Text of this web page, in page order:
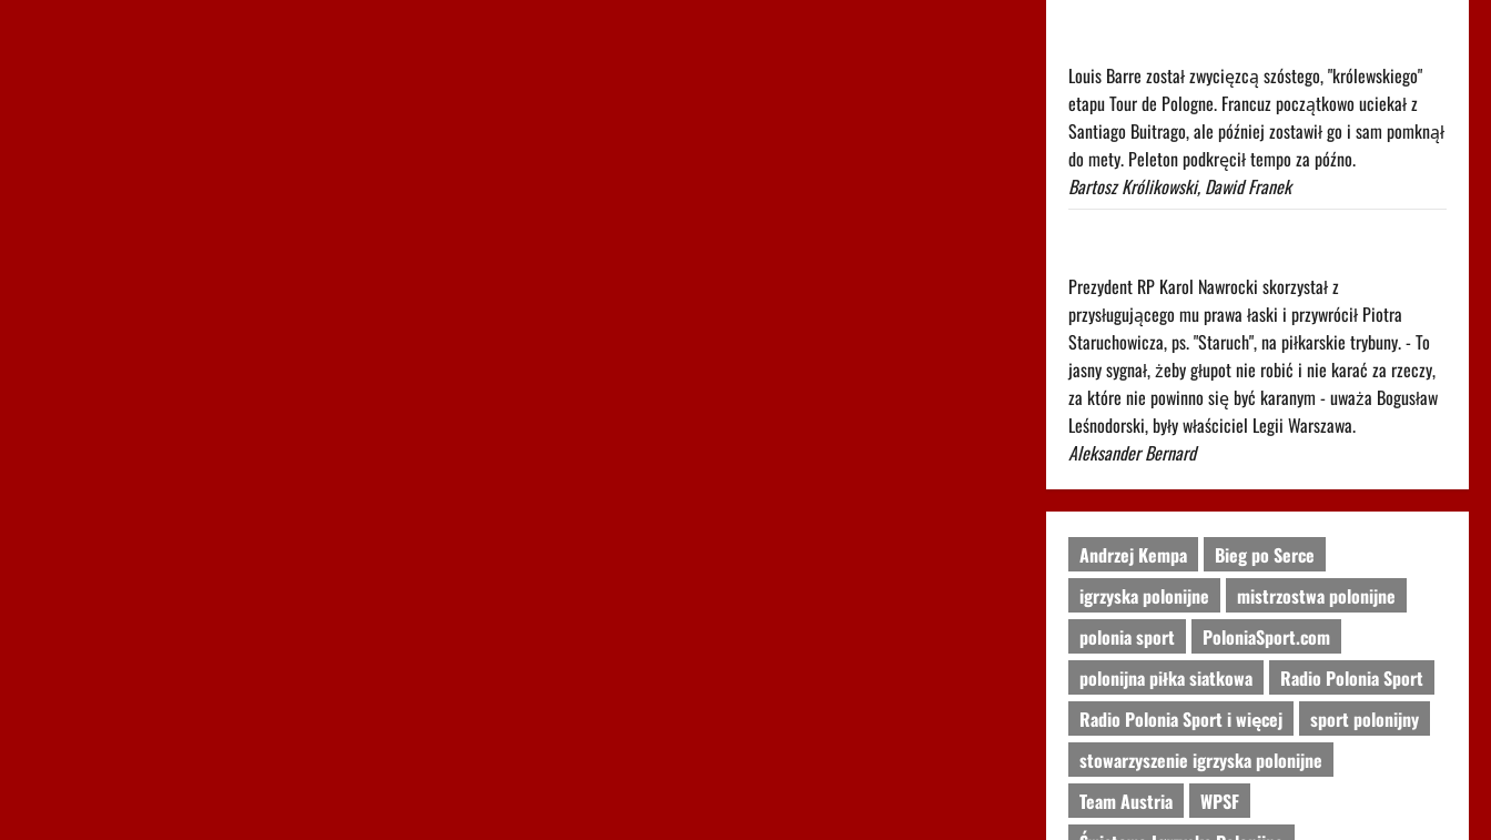
Louis Barre został zwycięzcą szóstego, "królewskiego"
etapu Tour de Pologne. Francuz początkowo uciekał z
Santiago Buitrago, ale później zostawił go i sam pomknął
do mety. Peleton podkręcił tempo za późno.
Bartosz Królikowski, Dawid Franek
Prezydent RP Karol Nawrocki skorzystał z
przysługującego mu prawa łaski i przywrócił Piotra
Staruchowicza, ps. "Staruch", na piłkarskie trybuny. - To
jasny sygnał, żeby głupot nie robić i nie karać za rzeczy,
za które nie powinno się być karanym - uważa Bogusław
Leśnodorski, były właściciel Legii Warszawa.
Aleksander Bernard
Andrzej Kempa
Bieg po Serce
igrzyska polonijne
mistrzostwa polonijne
polonia sport
PoloniaSport.com
polonijna piłka siatkowa
Radio Polonia Sport
Radio Polonia Sport i więcej
sport polonijny
stowarzyszenie igrzyska polonijne
Team Austria
WPSF